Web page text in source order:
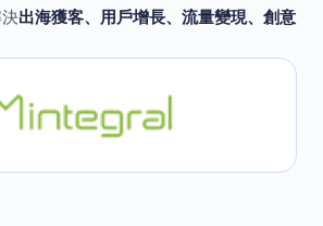
出海獲客、用戶增長、流量變現、創意